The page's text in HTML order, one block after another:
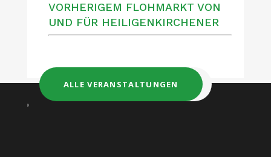
VORHERIGEM FLOHMARKT VON
UND FÜR HEILIGENKIRCHENER
ALLE VERANSTALTUNGEN